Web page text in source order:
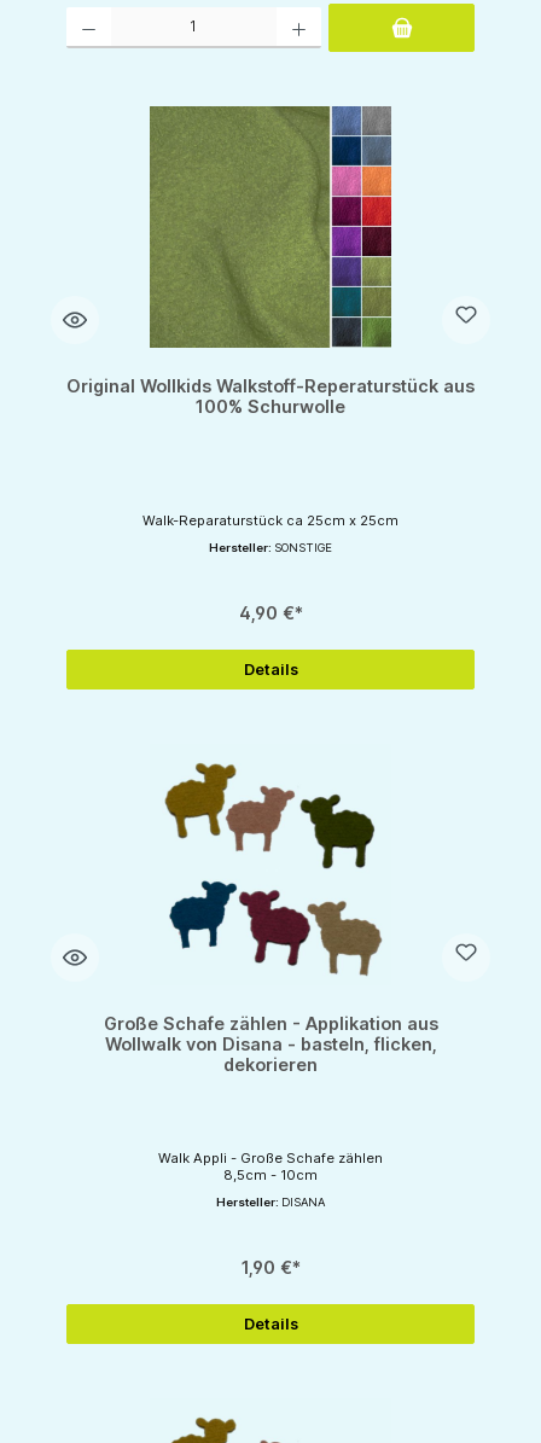
Original Wollkids Walkstoff-Reperaturstück aus
100% Schurwolle
Walk-Reparaturstück ca 25cm x 25cm
Hersteller: SONSTIGE
4,90 €*
Details
Große Schafe zählen - Applikation aus
Wollwalk von Disana - basteln, flicken,
dekorieren
Walk Appli - Große Schafe zählen
8,5cm - 10cm
Hersteller: DISANA
1,90 €*
Details